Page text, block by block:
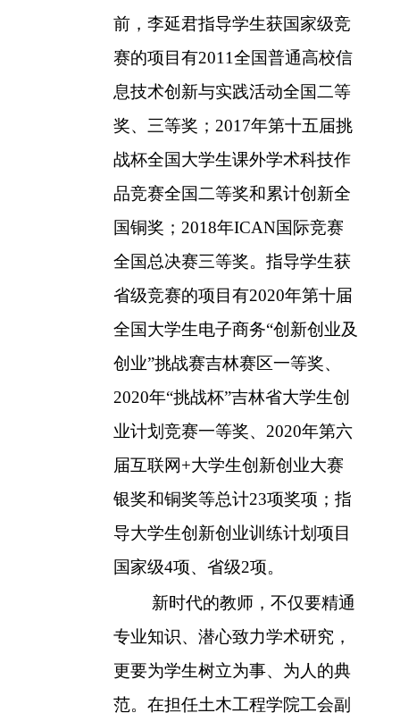
前，李延君指导学生获国家级竞
赛的项目有2011全国普通高校信
息技术创新与实践活动全国二等
奖、三等奖； 2017年第十五届挑
战杯全国大学生课外学术科技作
品竞赛全国二等奖和累计创新全
国铜奖； 2018年ICAN国际竞赛
全国总决赛三等奖。指导学生获
省级竞赛的项目有2020年第十届
全国大学生电子商务“创新创业及
创业”挑战赛吉林赛区一等奖、
2020年“挑战杯”吉林省大学生创
业计划竞赛一等奖、 2020年第六
届互联网+大学生创新创业大赛
银奖和铜奖等总计23项奖项；指
导大学生创新创业训练计划项目
国家级4项、省级2项。
新时代的教师，不仅要精通
专业知识、潜心致力学术研究，
更要为学生树立为事、为人的典
范。在担任土木工程学院工会副